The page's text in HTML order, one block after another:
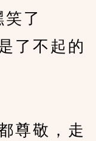
了
了不起的
尊敬，走